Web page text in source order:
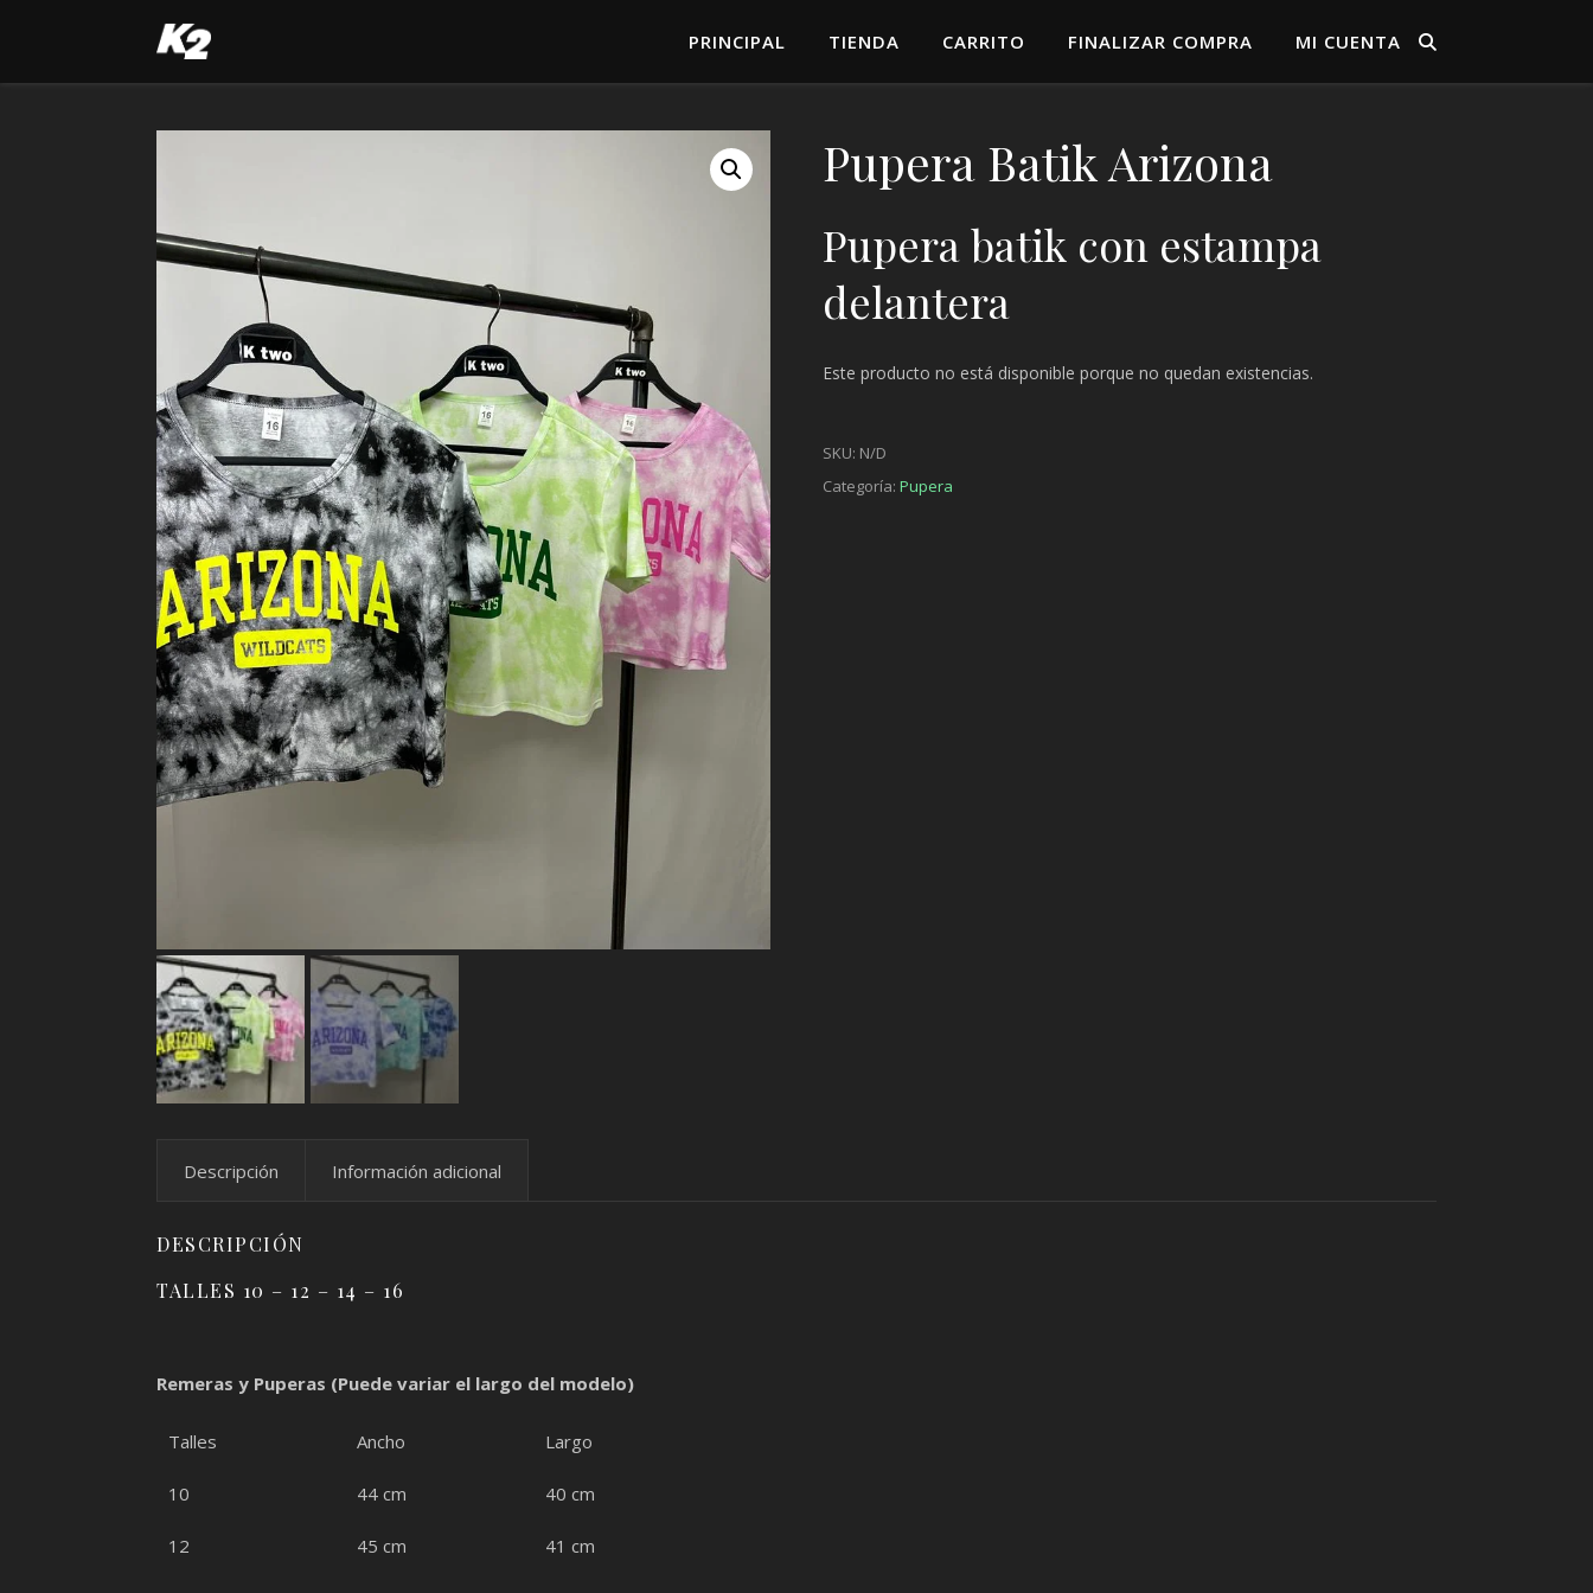
PRINCIPAL TIENDA CARRITO FINALIZAR COMPRA MI CUENTA
Pupera Batik Arizona
Pupera batik con estampa
delantera
Este producto no está disponible porque no quedan existencias.
SKU: N/D
Categoría: Pupera
Descripción Información adicional
DESCRIPCIÓN
TALLES 10 – 12 – 14 – 16
Remeras y Puperas (Puede variar el largo del modelo)
Talles Ancho Largo
10 44 cm 40 cm
12 45 cm 41 cm